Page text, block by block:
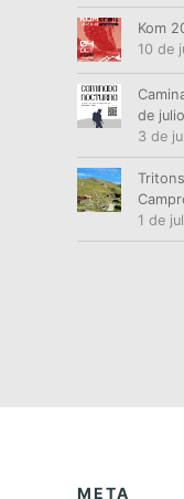
Kom
10 de
de
3 de
1 de
META